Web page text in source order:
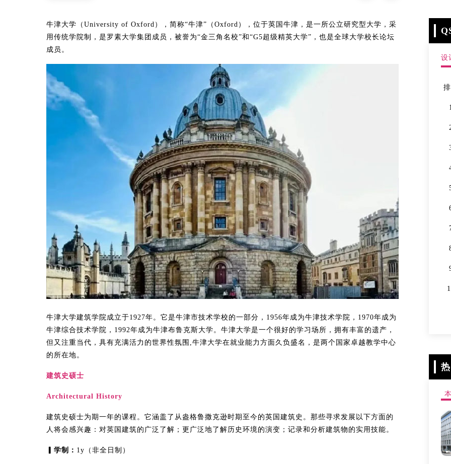
牛津大学（University of Oxford），简称“牛津”（Oxford），位于英国牛津，是一所公立研究型大学，采
用传统学院制，是‌罗素大学集团成员，被誉为“‌金三角名校”和“‌G5超级精英大学”，也是‌全球大学校长论坛
成员。
牛津大学建筑学院成立于1927年。它是牛津市技术学校的一部分，1956年成为牛津技术学院，1970年成为
牛津综合技术学院，1992年成为牛津布鲁克斯大学。牛津大学是一个很好的学习场所，拥有丰富的遗产，
但又注重当代，具有充满活力的世界性氛围,牛津大学在就业能力方面久负盛名，是两个国家卓越教学中心
的所在地。
建筑史硕士
Architectural History
建筑史硕士为期一年的课程。它涵盖了从盎格鲁撒克逊时期至今的英国建筑史。那些寻求发展以下方面的
人将会感兴趣：对英国建筑的广泛了解；更广泛地了解历史环境的演变；记录和分析建筑物的实用技能。
▎学制： 1y（非全日制）
设